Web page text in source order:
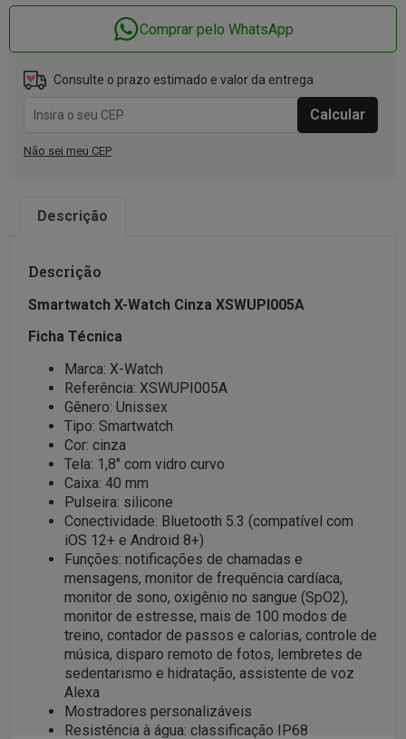
Comprar pelo WhatsApp
Consulte o prazo estimado e valor da entrega
Não sei meu CEP
Descrição
Descrição
Smartwatch X-Watch Cinza XSWUPI005A
Ficha Técnica
Marca: X-Watch
Referência: XSWUPI005A
Gênero: Unissex
Tipo: Smartwatch
Cor: cinza
Tela: 1,8″ com vidro curvo
Caixa: 40 mm
Pulseira: silicone
Conectividade: Bluetooth 5.3 (compatível com
iOS 12+ e Android 8+)
Funções: notificações de chamadas e
mensagens, monitor de frequência cardíaca,
monitor de sono, oxigênio no sangue (SpO2),
monitor de estresse, mais de 100 modos de
treino, contador de passos e calorias, controle de
música, disparo remoto de fotos, lembretes de
sedentarismo e hidratação, assistente de voz
Alexa
Mostradores personalizáveis
Resistência à água: classificação IP68